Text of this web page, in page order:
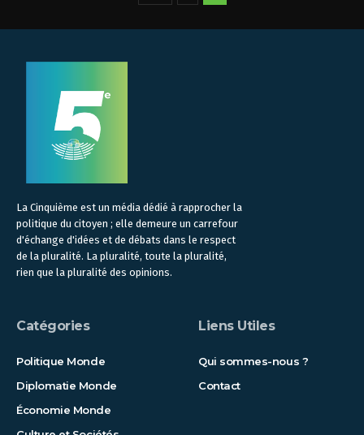
La Cinquième est un média dédié à rapprocher la
politique du citoyen ; elle demeure un carrefour
d'échange d'idées et de débats dans le respect
de la pluralité. La pluralité, toute la pluralité,
rien que la pluralité des opinions.
Catégories
Politique Monde
Diplomatie Monde
Économie Monde
Liens Utiles
Qui sommes-nous ?
Contact